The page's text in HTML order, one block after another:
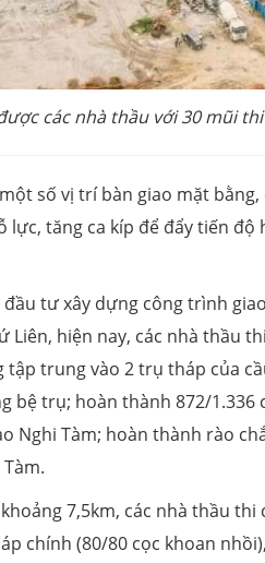
các nhà thầu với 30 mũi
số vị trí bàn giao mặt
lực, tăng ca kíp để đẩy tiến
tư xây dựng công trình
Liên, hiện nay, các nhà thầu
tập trung vào 2 trụ tháp của
bệ trụ; hoàn thành 872/
Nghi Tàm; hoàn thành rào
7,5km, các nhà thầu thi
chính (80/80 cọc khoan